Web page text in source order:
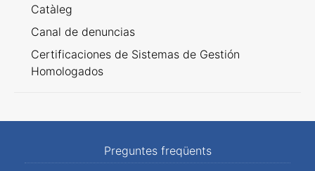
Catàleg
Canal de denuncias
Certificaciones de Sistemas de Gestión
Homologados
Preguntes freqüents